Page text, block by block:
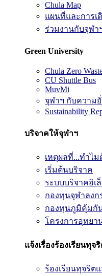
Chula Map
แผนที่และการเ
ร่วมงานกับจุฬา
Green University
Chula Zero
CU Shuttle Bus
MuvMi
จุฬาฯ กับความ
Sustainability
บริจาคให้จุฬาฯ
เหตุผลที่...ทำไ
เริ่มต้นบริจาค
ระบบบริจาคอิเ
กองทุนจุฬาลง
กองทุนภูมิคุ้มกั
โครงการอุทยา
แจ้งเรื่องร้องเรียนทุจ
ร้องเรียนทุจริต